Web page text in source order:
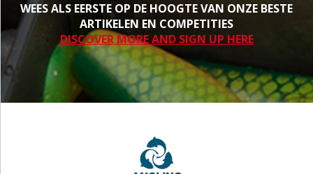
WEES ALS EERSTE OP DE HOOGTE VAN ONZE BESTE
ARTIKELEN EN COMPETITIES
DISCOVER MORE AND SIGN UP HERE